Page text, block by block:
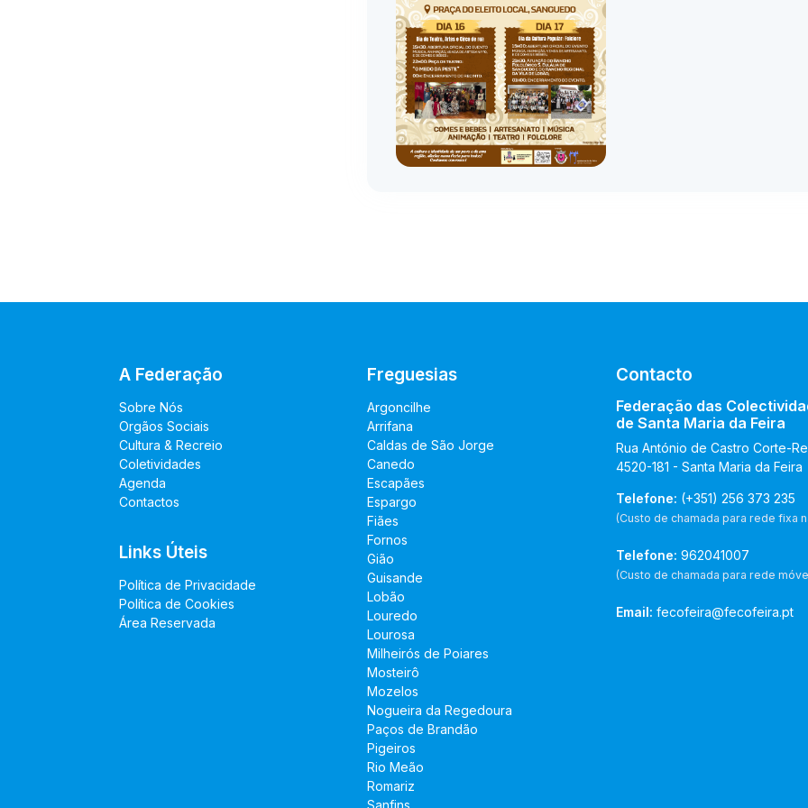
A Federação
Sobre Nós
Orgãos Sociais
Cultura & Recreio
Coletividades
Agenda
Contactos
Links Úteis
Política de Privacidade
Política de Cookies
Área Reservada
Freguesias
Argoncilhe
Arrifana
Caldas de São Jorge
Canedo
Escapães
Espargo
Fiães
Fornos
Gião
Guisande
Lobão
Louredo
Lourosa
Milheirós de Poiares
Mosteirô
Mozelos
Nogueira da Regedoura
Paços de Brandão
Pigeiros
Rio Meão
Romariz
Contacto
Federação das
de Santa Maria da Feira
Rua António de Castro Corte-
4520-181 - Santa Maria da Feira
Telefone: (+351) 256 373 235
(Custo de chamada para rede fixa
Telefone: 962041007
(Custo de chamada para rede
Email: fecofeira@fecofeira.pt